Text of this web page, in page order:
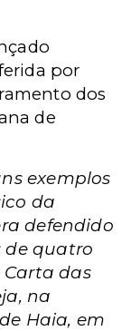
por
dos
de
exemplos
da
defendido
de quatro
das
na
Haia, em